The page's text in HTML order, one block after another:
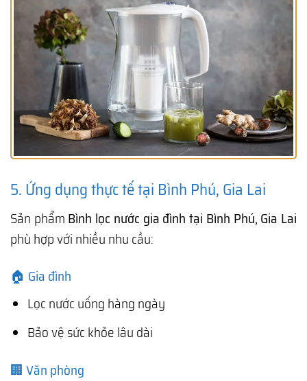
5. Ứng dụng thực tế tại Bình Phú, Gia Lai
Sản phẩm Bình lọc nước gia đình tại Bình Phú, Gia Lai
phù hợp với nhiều nhu cầu:
🏠 Gia đình
Lọc nước uống hàng ngày
Bảo vệ sức khỏe lâu dài
🏢 Văn phòng